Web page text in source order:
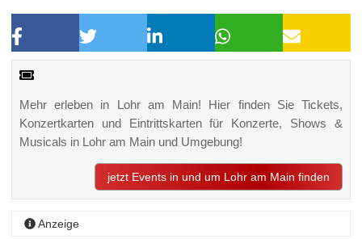
Mehr erleben in Lohr am Main! Hier finden Sie Tickets,
Konzertkarten und Eintrittskarten für Konzerte, Shows &
Musicals in Lohr am Main und Umgebung!
jetzt Events in und um Lohr am Main finden
Anzeige